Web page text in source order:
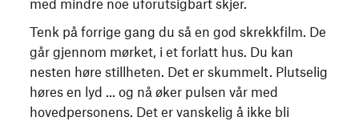
med mindre noe uforutsigbart skjer.
Tenk på forrige gang du så en god skrekkfilm. De
går gjennom mørket, i et forlatt hus. Du kan
nesten høre stillheten. Det er skummelt. Plutselig
høres en lyd ... og nå øker pulsen vår med
hovedpersonens. Det er vanskelig å ikke bli